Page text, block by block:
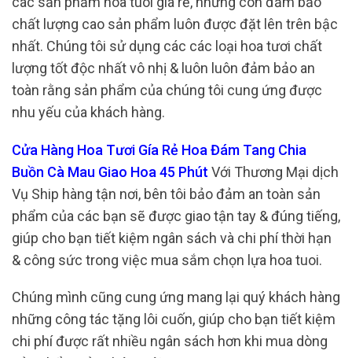
chất lượng cao sản phẩm luôn được đặt lên trên bậc
nhất. Chúng tôi sử dụng các các loại hoa tươi chất
lượng tốt độc nhất vô nhị & luôn luôn đảm bảo an
toàn rằng sản phẩm của chúng tôi cung ứng được
nhu yếu của khách hàng.
Cửa Hàng Hoa Tươi Gía Rẻ Hoa Đám Tang Chia
Buồn Cà Mau Giao Hoa 45 Phút Với Thương Mại dịch
Vụ Ship hàng tận nơi, bên tôi bảo đảm an toàn sản
phẩm của các bạn sẽ được giao tận tay & đúng tiếng,
giúp cho bạn tiết kiệm ngân sách và chi phí thời hạn
& công sức trong việc mua sắm chọn lựa hoa tuoi.
Chúng mình cũng cung ứng mang lại quý khách hàng
những công tác tặng lôi cuốn, giúp cho bạn tiết kiệm
chi phí được rất nhiều ngân sách hơn khi mua dòng